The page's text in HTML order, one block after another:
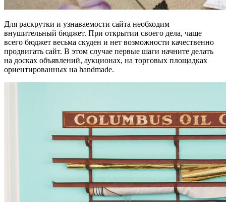
Для раскрутки и узнаваемости сайта необходим
внушительный бюджет. При открытии своего дела, чаще
всего бюджет весьма скуден и нет возможности качественно
продвигать сайт. В этом случае первые шаги начните делать
на досках объявлений, аукционах, на торговых площадках
ориентированных на handmade.